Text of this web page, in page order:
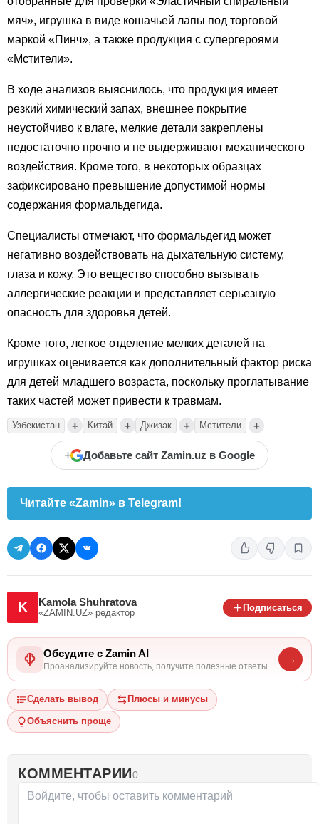
мяч», игрушка в виде кошачьей лапы под торговой
маркой «Пинч», а также продукция с супергероями
«Мстители».
В ходе анализов выяснилось, что продукция имеет
резкий химический запах, внешнее покрытие
неустойчиво к влаге, мелкие детали закреплены
недостаточно прочно и не выдерживают механического
воздействия. Кроме того, в некоторых образцах
зафиксировано превышение допустимой нормы
содержания формальдегида.
Специалисты отмечают, что формальдегид может
негативно воздействовать на дыхательную систему,
глаза и кожу. Это вещество способно вызывать
аллергические реакции и представляет серьезную
опасность для здоровья детей.
Кроме того, легкое отделение мелких деталей на
игрушках оценивается как дополнительный фактор риска
для детей младшего возраста, поскольку проглатывание
таких частей может привести к травмам.
Узбекистан + Китай + Джизак + Мстители +
+ Добавьте сайт Zamin.uz в Google
Читайте «Zamin» в Telegram!
K Kamola Shuhratova
«ZAMIN.UZ» редактор
Подписаться
Обсудите с Zamin AI
Проанализируйте новость, получите полезные ответы
→
Сделать вывод Плюсы и минусы
Объяснить проще
КОММЕНТАРИИ0